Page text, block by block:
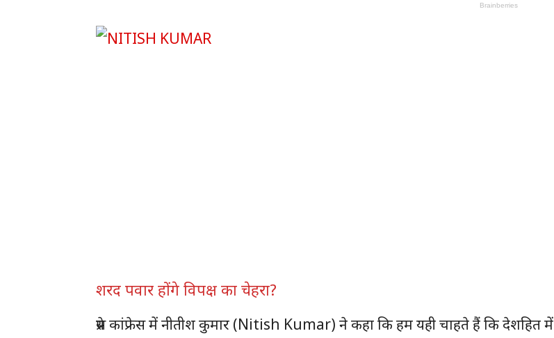
शरद पवार होंगे विपक्ष का चेहरा?
प्रेस कांफ्रेस में नीतीश कुमार (Nitish Kumar) ने कहा कि हम यही चाहते हैं कि देशहित में